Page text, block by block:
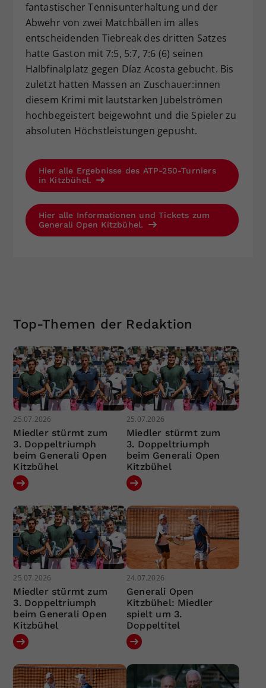
fantastischer Tennisunterhaltung und der
Abwehr von zwei Matchbällen im alles
entscheidenden Tiebreak des dritten Satzes
hatte Gaston mit 7:5, 5:7, 7:6 (6) seinen
Halbfinalplatz gegen Díaz Acosta gebucht. Bis
zuletzt hatten Massen an Zuschauer:innen
diesem Krimi mit lautstarken Jubelströmen
hochbegeistert beigewohnt und die Spieler zu
absoluten Höchstleistungen gepusht.
Hier alle Ergebnisse des ATP-250-Turniers
in Kitzbühel.
Hier alle Informationen und Tickets zum
Generali Open Kitzbühel.
Top-Themen der Redaktion
25.07.2026
Miedler stürmt zum
3. Doppeltriumph
beim Generali Open
Kitzbühel
25.07.2026
Miedler stürmt zum
3. Doppeltriumph
beim Generali Open
Kitzbühel
25.07.2026
Miedler stürmt zum
3. Doppeltriumph
beim Generali Open
Kitzbühel
24.07.2026
Generali Open
Kitzbühel: Miedler
spielt um 3.
Doppeltitel